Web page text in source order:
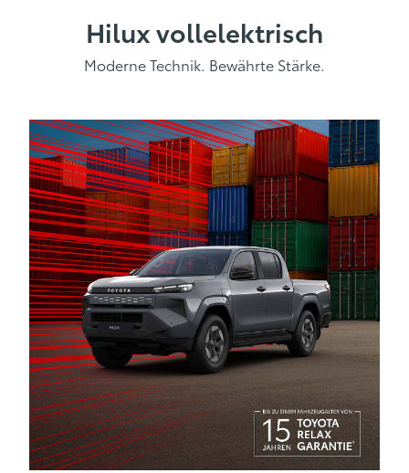
Hilux vollelektrisch
Moderne Technik. Bewährte Stärke.